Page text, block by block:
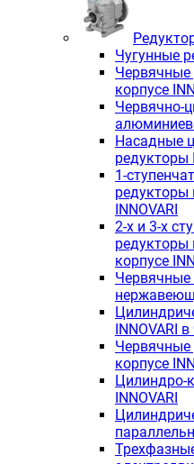
Чугунные
Червячные
корпусе
Червячно-
Насадные
редукторы
1-
INNOVARI
2-х и 3-х
корпусе
Червячные
INNOVARI
Червячные
корпусе
Цилиндро-
INNOVARI